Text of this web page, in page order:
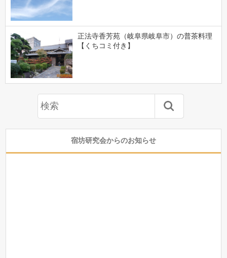
正法寺香芳苑（岐阜県岐阜市）の普茶料理
【くちコミ付き】
宿坊研究会からのお知らせ